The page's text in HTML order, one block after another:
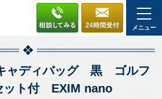
メニュー
ディバッグ 黒 ゴルフ
ット付 EXIM nano